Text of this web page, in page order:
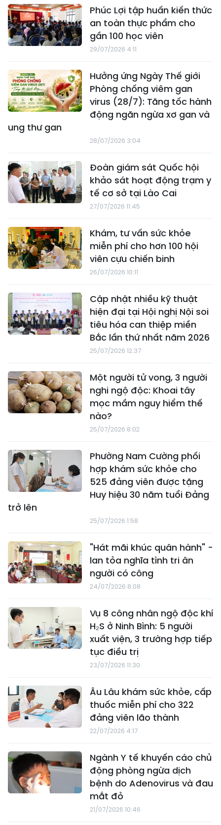
Phúc Lợi tập huấn kiến thức
an toàn thực phẩm cho
gần 100 học viên
29/07/2026 4:11
Hưởng ứng Ngày Thế giới
Phòng chống viêm gan
virus (28/7): Tăng tốc hành
động ngăn ngừa xơ gan và
ung thư gan
28/07/2026 3:04
Đoàn giám sát Quốc hội
khảo sát hoạt động trạm y
tế cơ sở tại Lào Cai
27/07/2026 11:45
Khám, tư vấn sức khỏe
miễn phí cho hơn 100 hội
viên cựu chiến binh
26/07/2026 10:11
Cập nhật nhiều kỹ thuật
hiện đại tại Hội nghị Nội soi
tiêu hóa can thiệp miền
Bắc lần thứ nhất năm 2026
25/07/2026 12:37
Một người tử vong, 3 người
nghi ngộ độc: Khoai tây
mọc mầm nguy hiểm thế
nào?
25/07/2026 8:02
Phường Nam Cường phối
hợp khám sức khỏe cho
525 đảng viên được tặng
Huy hiệu 30 năm tuổi Đảng
trở lên
25/07/2026 1:58
"Hát mãi khúc quân hành" -
lan tỏa nghĩa tình tri ân
người có công
24/07/2026 8:08
Vụ 8 công nhân ngộ độc khí
H₂S ở Ninh Bình: 5 người
xuất viện, 3 trường hợp tiếp
tục điều trị
23/07/2026 11:30
Âu Lâu khám sức khỏe, cấp
thuốc miễn phí cho 322
đảng viên lão thành
22/07/2026 4:17
Ngành Y tế khuyến cáo chủ
động phòng ngừa dịch
bệnh do Adenovirus và đau
mắt đỏ
21/07/2026 10:46